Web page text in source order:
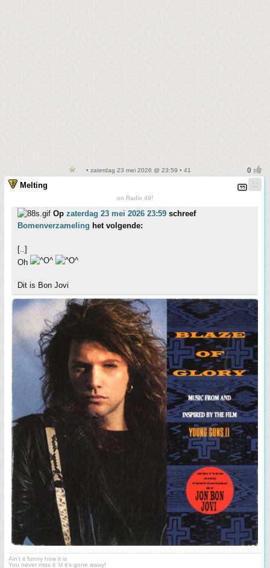
• zaterdag 23 mei 2026 @ 23:59 • 41
Melting
on Radio 49!
Op zaterdag 23 mei 2026 23:59 schreef
Bomenverzameling het volgende:
[..]
Oh
Dit is Bon Jovi
Ain't it funny how it is
You never miss it 'til it's gone away!